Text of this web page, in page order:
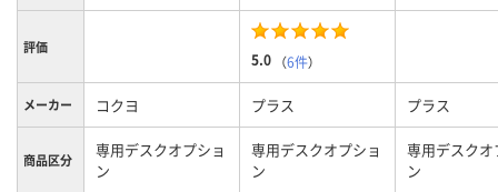
評価
5.0 （6件）
メーカー コクヨ プラス プラス
商品区分
専用デスクオプショ
ン
専用デスクオプショ
ン
専用デスクオ
ン